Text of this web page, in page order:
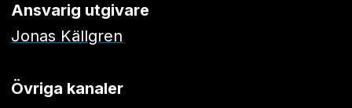
Ansvarig utgivare
Jonas Källgren
Övriga kanaler